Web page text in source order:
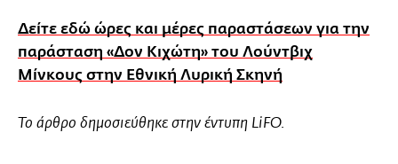
Δείτε εδώ ώρες και μέρες παραστάσεων για την
παράσταση «Δον Κιχώτη» του Λούντβιχ
Μίνκους στην Εθνική Λυρική Σκηνή
Το άρθρο δημοσιεύθηκε στην έντυπη LiFO.